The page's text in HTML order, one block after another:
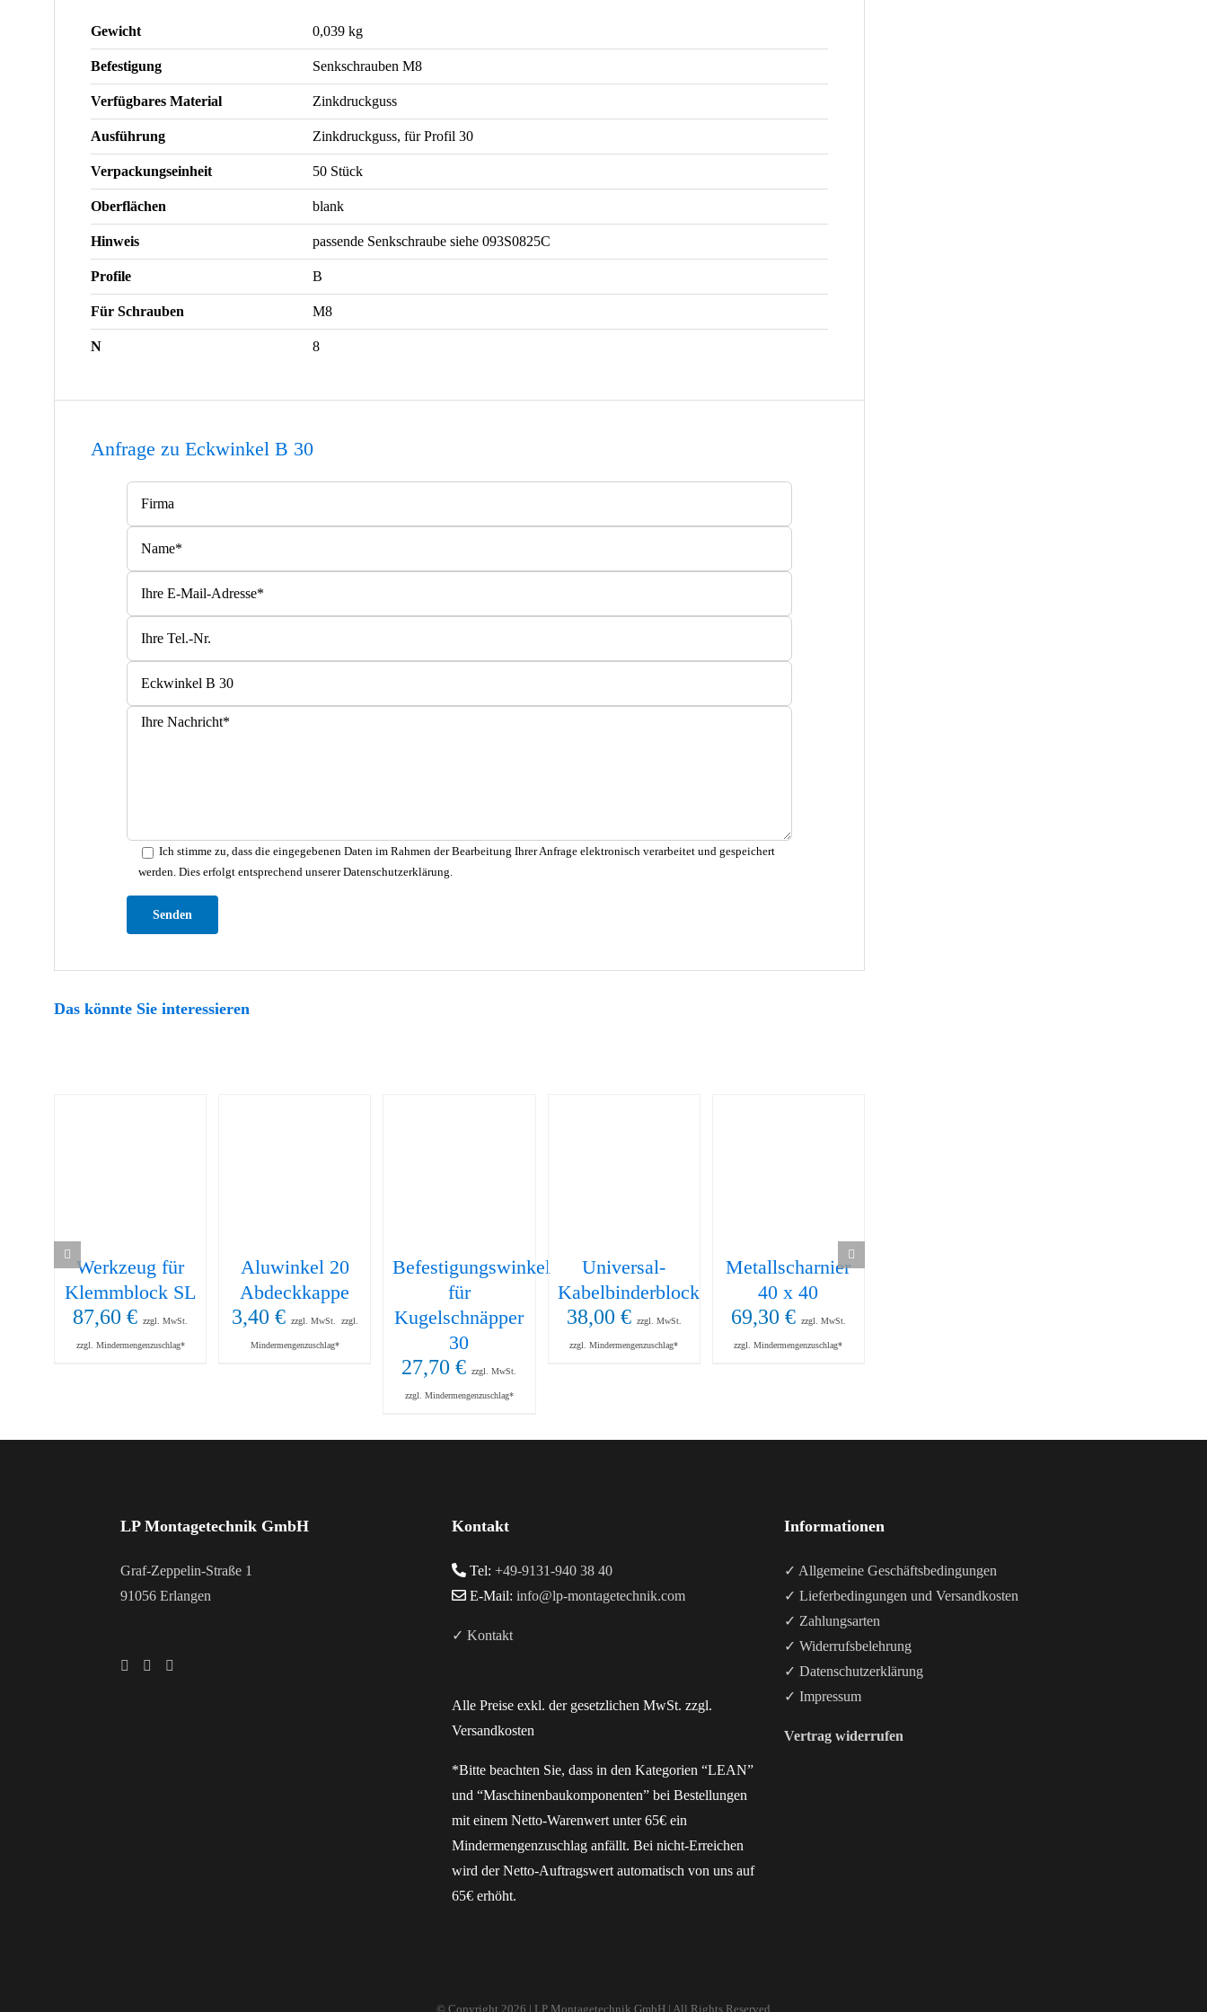
Gewicht 0,039 kg
Befestigung Senkschrauben M8
Verfügbares Material Zinkdruckguss
Ausführung Zinkdruckguss, für Profil 30
Verpackungseinheit 50 Stück
Oberflächen blank
Hinweis passende Senkschraube siehe 093S0825C
Profile B
Für Schrauben M8
N 8
Anfrage zu Eckwinkel B 30
Ich stimme zu, dass die eingegebenen Daten im Rahmen der Bearbeitung Ihrer Anfrage elektronisch verarbeitet und gespeichert
werden. Dies erfolgt entsprechend unserer Datenschutzerklärung.
Das könnte Sie interessieren
Werkzeug für
Klemmblock SL
87,60€ zzgl. MwSt.
zzgl. Mindermengenzuschlag*
Aluwinkel 20
Abdeckkappe
3,40 € zzgl. MwSt. zzgl.
Mindermengenzuschlag*
Befestigungswinkel
für
Kugelschnäpper
30
27,70€ zzgl. MwSt.
zzgl. Mindermengenzuschlag*
Universal-
Kabelbinderblock
38,00 € zzgl. MwSt.
zzgl. Mindermengenzuschlag*
Metallscharnier
40 x 40
69,30 € zzgl. MwSt.
zzgl. Mindermengenzuschlag*
LP Montagetechnik GmbH
Graf-Zeppelin-Straße 1
91056 Erlangen
Kontakt
Tel:+49-9131-940 38 40
E-Mail:info@lp-montagetechnik.com
✓ Kontakt
Alle Preise exkl. der gesetzlichen MwSt. zzgl.
Versandkosten
*Bitte beachten Sie, dass in den Kategorien “LEAN”
und “Maschinenbaukomponenten” bei Bestellungen
mit einem Netto-Warenwert unter 65€ ein
Mindermengenzuschlag anfällt. Bei nicht-Erreichen
wird der Netto-Auftragswert automatisch von uns auf
65€ erhöht.
Informationen
✓ Allgemeine Geschäftsbedingungen
✓ Lieferbedingungen und Versandkosten
✓ Zahlungsarten
✓ Widerrufsbelehrung
✓ Datenschutzerklärung
✓ Impressum
Vertrag widerrufen
© Copyright 2026 | LP Montagetechnik GmbH | All Rights Reserved